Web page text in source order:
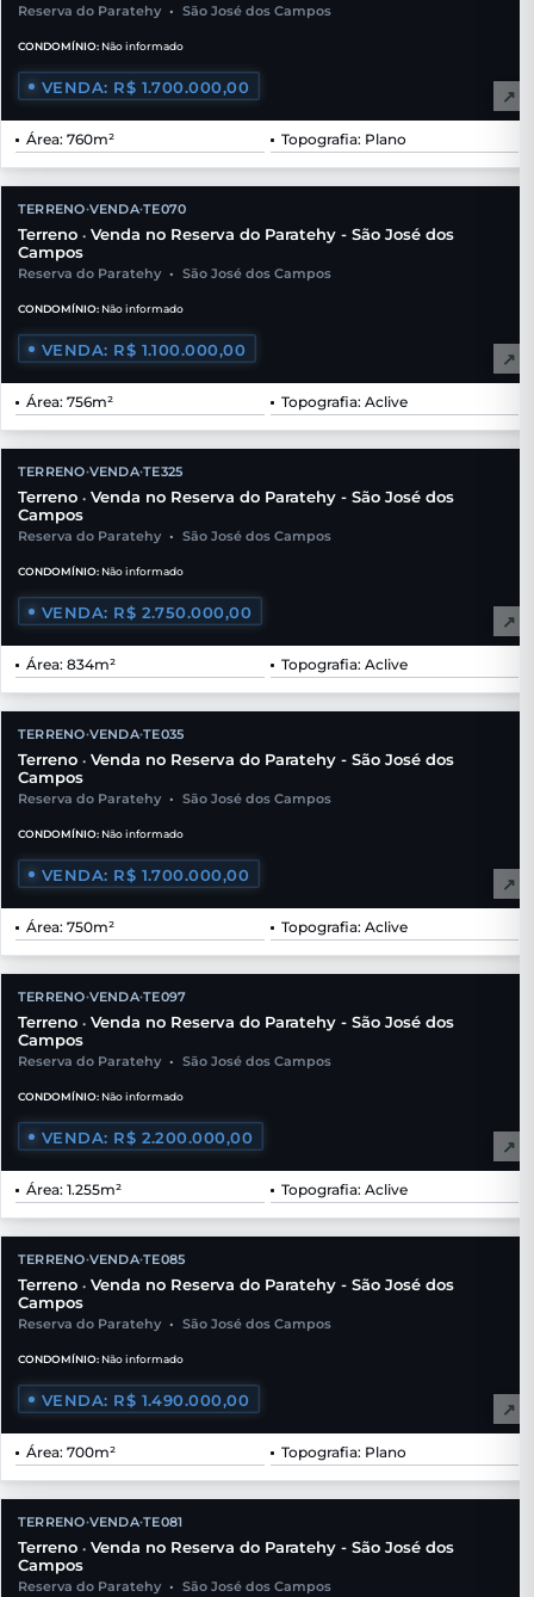
Reserva do Paratehy • São José dos Campos
CONDOMÍNIO: Não informado
VENDA: R$ 1.700.000,00 ↗
Área: 760m² Topografia: Plano
TERRENO•VENDA•TE070
Terreno • Venda no Reserva do Paratehy - São José dos
Campos
Reserva do Paratehy • São José dos Campos
CONDOMÍNIO: Não informado
VENDA: R$ 1.100.000,00 ↗
Área: 756m² Topografia: Aclive
TERRENO•VENDA•TE325
Terreno • Venda no Reserva do Paratehy - São José dos
Campos
Reserva do Paratehy • São José dos Campos
CONDOMÍNIO: Não informado
VENDA: R$ 2.750.000,00 ↗
Área: 834m² Topografia: Aclive
TERRENO•VENDA•TE035
Terreno • Venda no Reserva do Paratehy - São José dos
Campos
Reserva do Paratehy • São José dos Campos
CONDOMÍNIO: Não informado
VENDA: R$ 1.700.000,00 ↗
Área: 750m² Topografia: Aclive
TERRENO•VENDA•TE097
Terreno • Venda no Reserva do Paratehy - São José dos
Campos
Reserva do Paratehy • São José dos Campos
CONDOMÍNIO: Não informado
VENDA: R$ 2.200.000,00 ↗
Área: 1.255m² Topografia: Aclive
TERRENO•VENDA•TE085
Terreno • Venda no Reserva do Paratehy - São José dos
Campos
Reserva do Paratehy • São José dos Campos
CONDOMÍNIO: Não informado
VENDA: R$ 1.490.000,00 ↗
Área: 700m² Topografia: Plano
TERRENO•VENDA•TE081
Terreno • Venda no Reserva do Paratehy - São José dos
Campos
Reserva do Paratehy • São José dos Campos